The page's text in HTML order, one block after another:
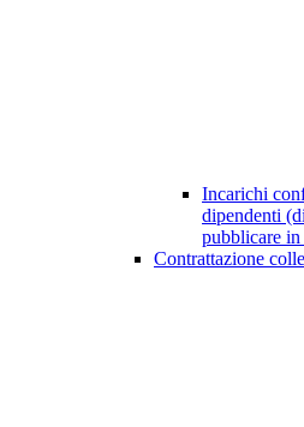
Incarichi
dipendenti
pubblicare in
Contrattazione